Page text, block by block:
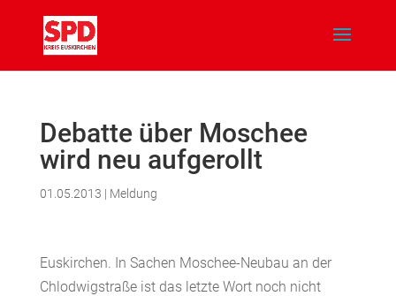
Debatte über Moschee
wird neu aufgerollt
01.05.2013 | Meldung
Euskirchen. In Sachen Moschee-Neubau an der
Chlodwigstraße ist das letzte Wort noch nicht